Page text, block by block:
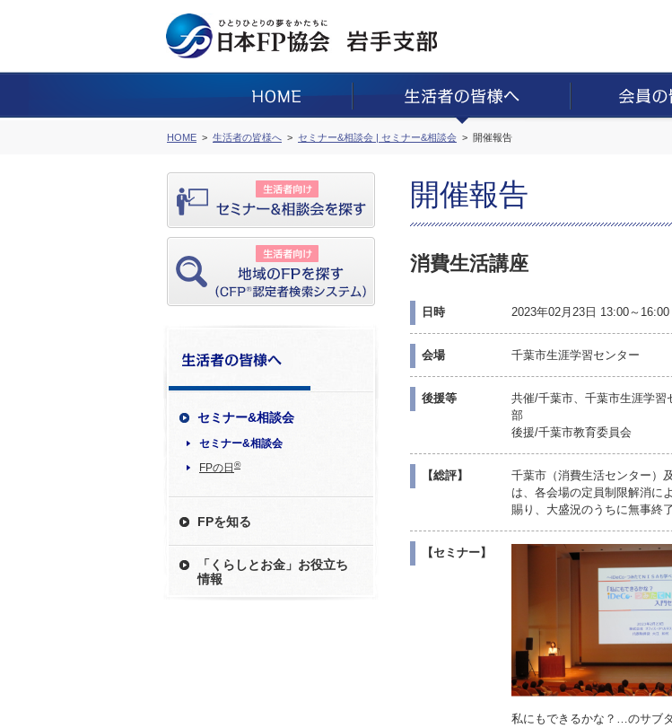
HOME 生活者の皆様へ セミナー&相談会 | セミナー&相談会 開催報告
セミナー&相談会
セミナー&相談会
FPの日 ®
FPを知る
「くらしとお金」お役立ち
情報
開催報告
消費生活講座
日時 2023年02月23日 13:00～16:00
会場 千葉市生涯学習センター
後援等
共催/千葉市、千葉市生涯学習
部
後援/千葉市教育委員会
【総評】
千葉市（消費生活センター）
は、各会場の定員制限解消に
賜り、大盛況のうちに無事終
【セミナー】
私にもできるかな？…のサブ